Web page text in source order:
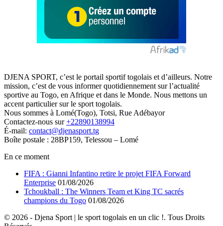
DJENA SPORT, c’est le portail sportif togolais et d’ailleurs. Notre
mission, c’est de vous informer quotidiennement sur l’actualité
sportive au Togo, en Afrique et dans le Monde. Nous mettons un
accent particulier sur le sport togolais.
Nous sommes à Lomé(Togo), Totsi, Rue Adébayor
Contactez-nous sur+22890138994
É-mail: contact@djenasport.tg
Boîte postale : 28BP159, Telessou – Lomé
En ce moment
FIFA : Gianni Infantino retire le projet FIFA Forward
Enterprise 01/08/2026
Tchoukball : The Winners Team et King TC sacrés
champions du Togo 01/08/2026
© 2026 - Djena Sport | le sport togolais en un clic !. Tous Droits